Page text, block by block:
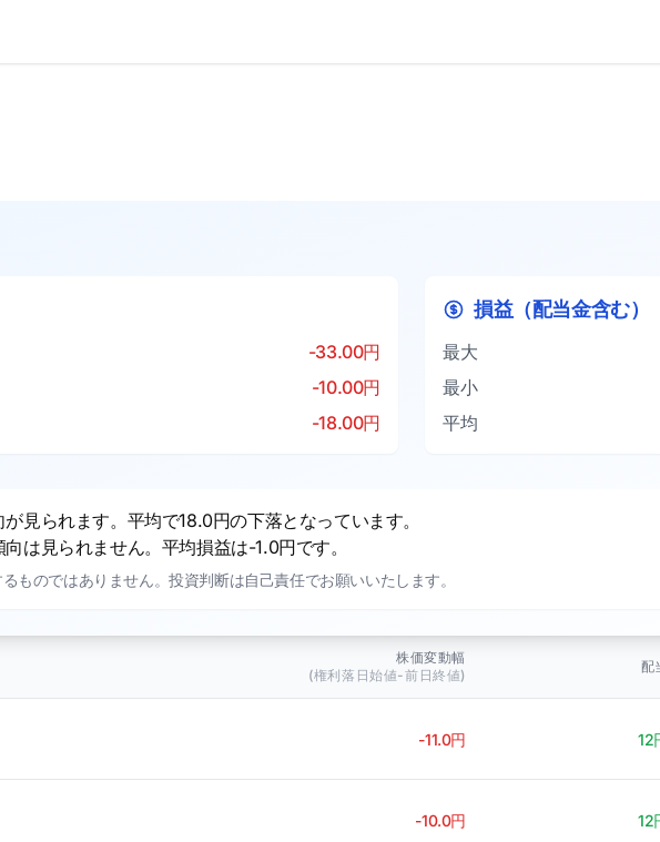
-33.00円
-10.00円
-18.00円
損益（配当金含む）
最大
最小
平均
見られます。平均で18.0円の下落となっています。
は見られません。平均損益は-1.0円です。
ものではありません。投資判断は自己責任でお願いいたします。
株価変動幅
(権利落日始値-前日終値)
配
-11.0円 12
-10.0円 12